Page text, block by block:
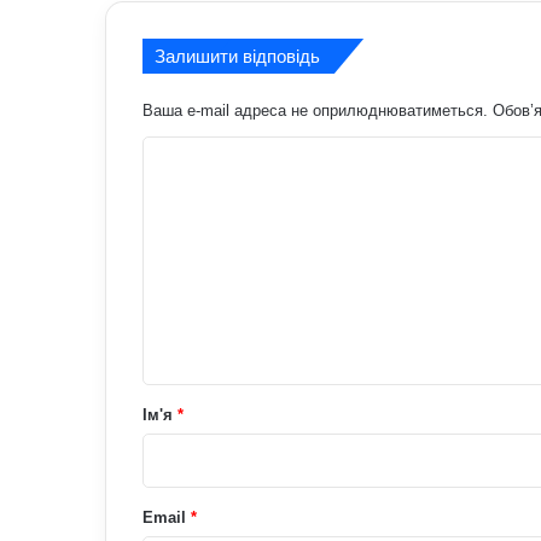
Залишити відповідь
Ваша e-mail адреса не оприлюднюватиметься.
рІм'я *
Email *